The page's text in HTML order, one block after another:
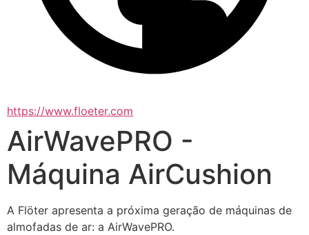
https://www.floeter.com
AirWavePRO -
Máquina AirCushion
A Flöter apresenta a próxima geração de máquinas de
almofadas de ar: a AirWavePRO.